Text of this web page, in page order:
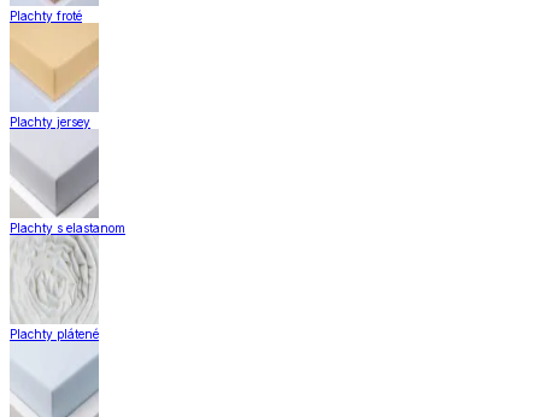
Plachty froté
Plachty jersey
Plachty s elastanom
Plachty plátené